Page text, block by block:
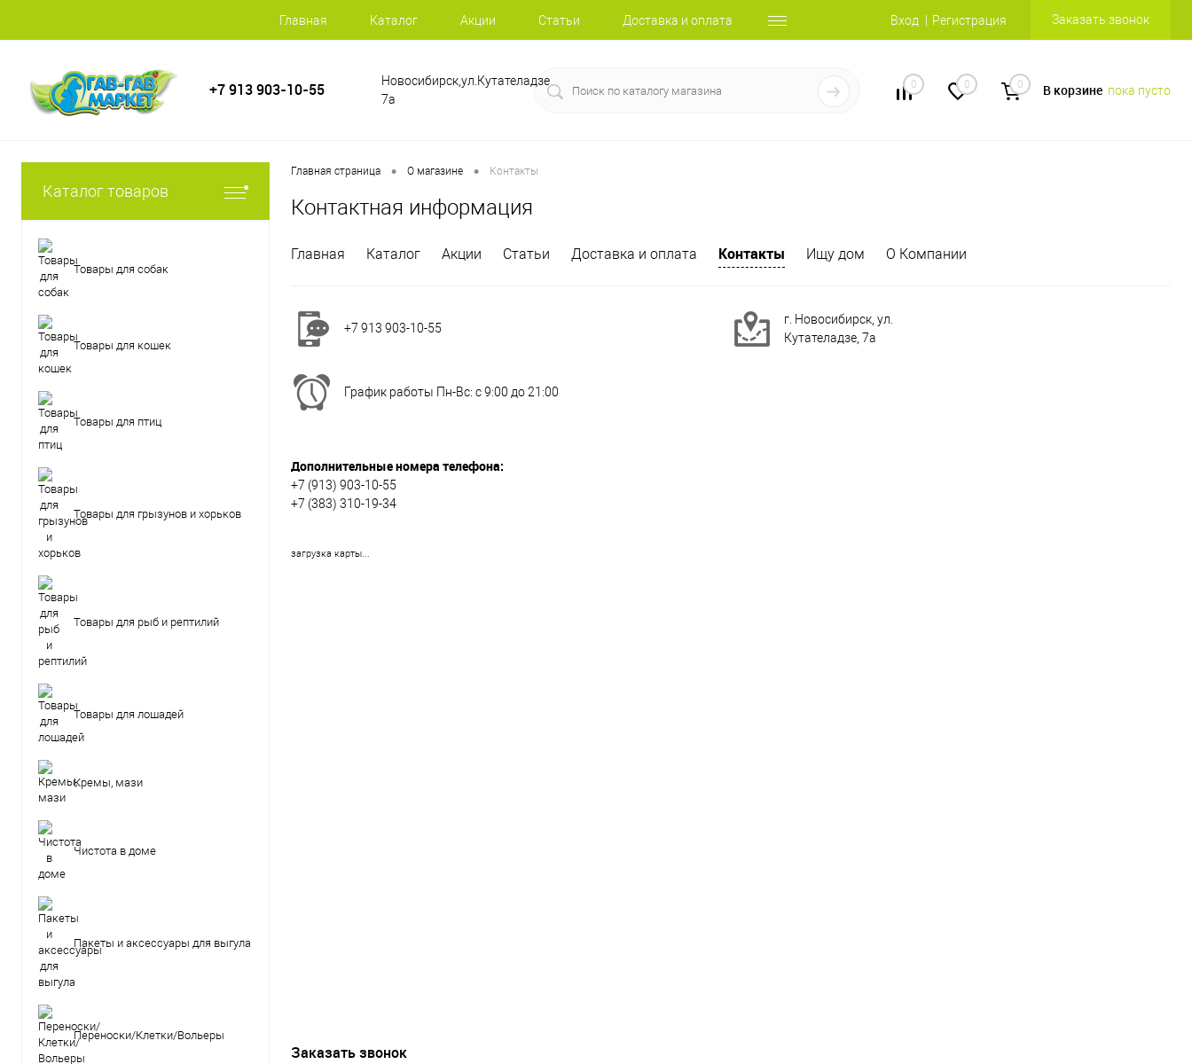
Главная Каталог Акции Статьи Доставка и оплата Вход Регистрация Заказать звонок
+7 913 903-10-55
Новосибирск,ул.Кутателадзе
7а
0 0 0 В корзине пока пусто
Каталог товаров
Товары для собак
Товары для кошек
Товары для птиц
Товары для грызунов и хорьков
Товары для рыб и рептилий
Товары для лошадей
Кремы, мази
Чистота в доме
Пакеты и аксессуары для выгула
Переноски/Клетки/Вольеры
Главная страница • О магазине • Контакты
Контактная информация
Главная Каталог Акции Статьи Доставка и оплата Контакты Ищу дом О Компании
+7 913 903-10-55
г. Новосибирск, ул.
Кутателадзе, 7а
График работы Пн-Вс: с 9:00 до 21:00
Дополнительные номера телефона:
+7 (913) 903-10-55
+7 (383) 310-19-34
загрузка карты...
Заказать звонок